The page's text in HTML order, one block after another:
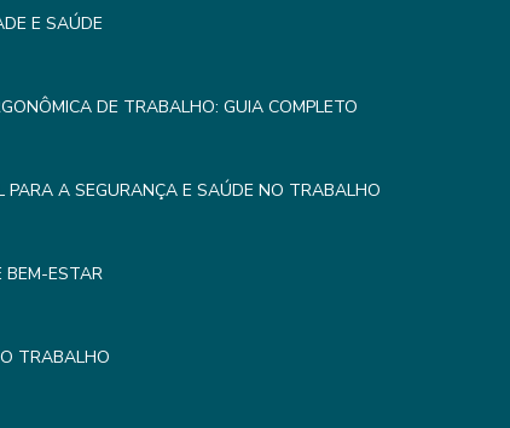
E SAÚDE
DE TRABALHO: GUIA COMPLETO
A SEGURANÇA E SAÚDE NO TRABALHO
BEM-ESTAR
TRABALHO